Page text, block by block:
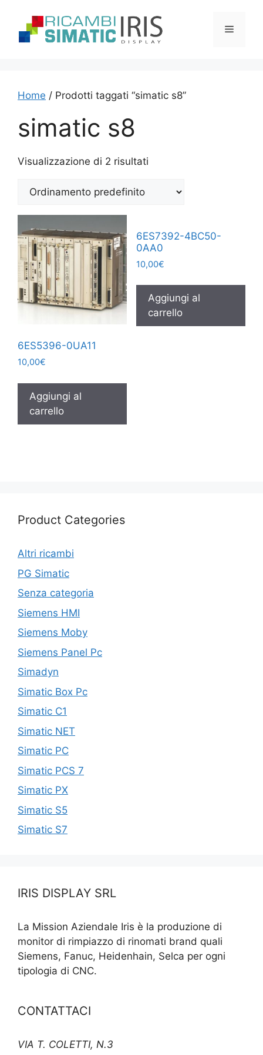
contenuto
Menu
Home / Prodotti taggati “simatic s8”
simatic s8
Visualizzazione di 2 risultati
6ES5396-0UA11
10,00€
Aggiungi al
carrello
6ES7392-4BC50-
0AA0
10,00€
Aggiungi al
carrello
Product Categories
Altri ricambi
PG Simatic
Senza categoria
Siemens HMI
Siemens Moby
Siemens Panel Pc
Simadyn
Simatic Box Pc
Simatic C1
Simatic NET
Simatic PC
Simatic PCS 7
Simatic PX
Simatic S5
Simatic S7
IRIS DISPLAY SRL
La Mission Aziendale Iris è la produzione di
monitor di rimpiazzo di rinomati brand quali
Siemens, Fanuc, Heidenhain, Selca per ogni
tipologia di CNC.
CONTATTACI
VIA T. COLETTI, N.3